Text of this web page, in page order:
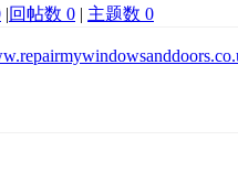
|回帖数 0 | 主题数 0